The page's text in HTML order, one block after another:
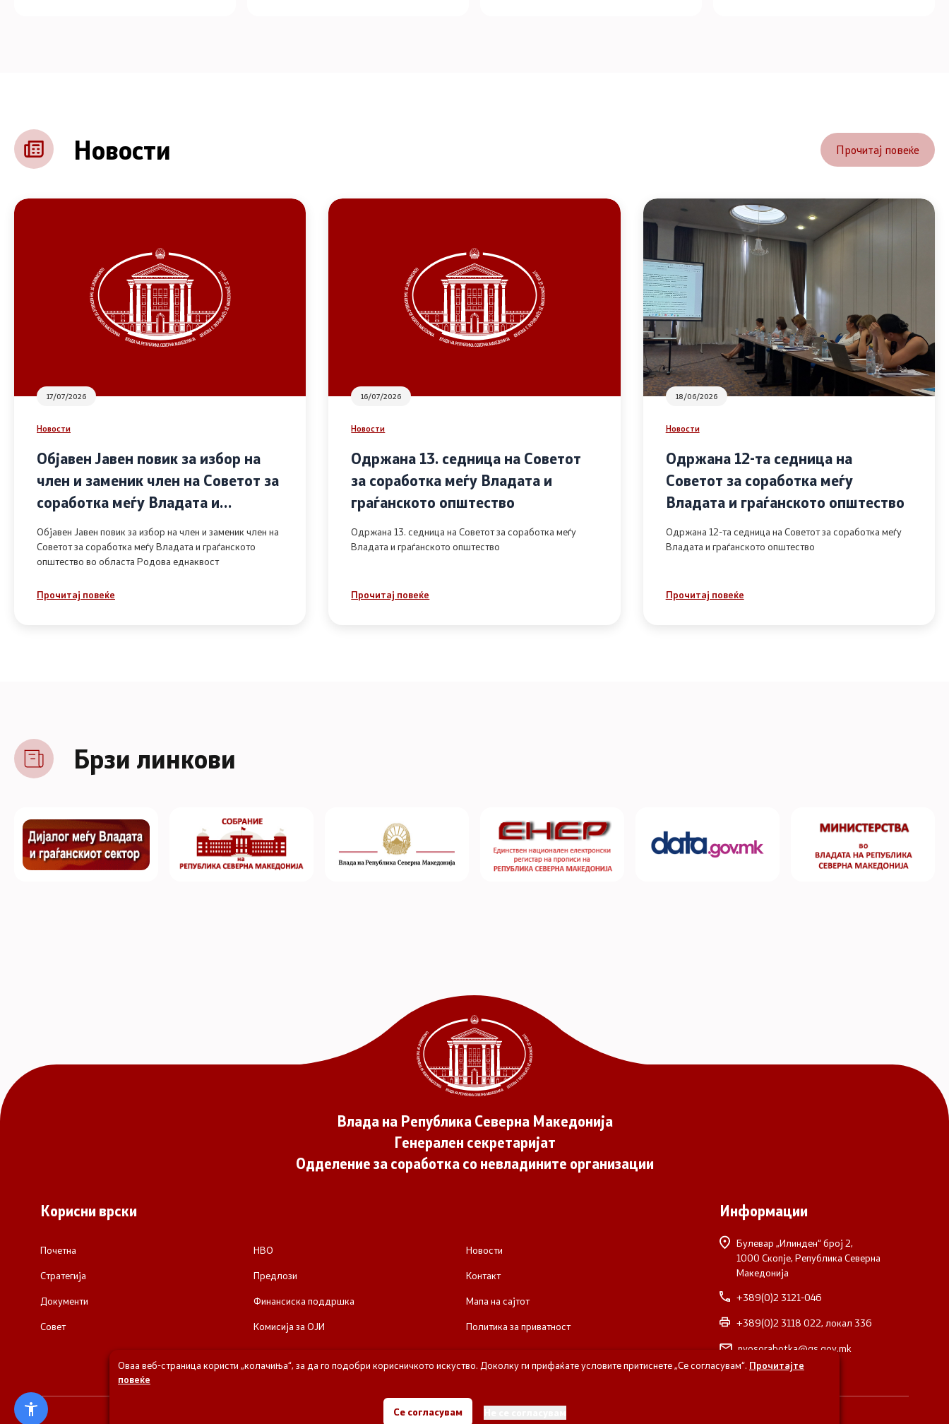
Новости Прочитај повеќе
17/07/2026
Новости
Објавен Јавен повик за избор на
член и заменик член на Советот за
соработка меѓу Владата и
граѓанското општество во областа
Родова еднаквост
Објавен Јавен повик за избор на член и заменик член на
Советот за соработка меѓу Владата и граѓанското
општество во областа Родова еднаквост
Прочитај повеќе
16/07/2026
Новости
Одржана 13. седница на Советот
за соработка меѓу Владата и
граѓанското општество
Одржана 13. седница на Советот за соработка меѓу
Владата и граѓанското општество
Прочитај повеќе
18/06/2026
Новости
Одржана 12-та седница на
Советот за соработка меѓу
Владата и граѓанското општество
Одржана 12-та седница на Советот за соработка меѓу
Владата и граѓанското општество
Прочитај повеќе
Брзи линкови
Влада на Република Северна Македонија
Генерален секретаријат
Одделение за соработка со невладините организации
Корисни врски
Почетна
Стратегија
Документи
Совет
НВО
Предлози
Финансиска поддршка
Комисија за ОЈИ
Новости
Контакт
Мапа на сајтот
Политика за приватност
Информации
Булевар „Илинден“ број 2,
1000 Скопје, Република Северна
Македонија
+389(0)2 3121-046
+389(0)2 3118 022, локал 336
nvosorabotka@gs.gov.mk
© 2026 Одделение за соработка со невладините организации - Влада на Република Северна Македонија
Оваа веб-страница користи „колачиња“, за да го подобри корисничкото искуство. Доколку ги прифаќате условите притиснете „Се согласувам“. Прочитајте
повеќе
Се согласувам